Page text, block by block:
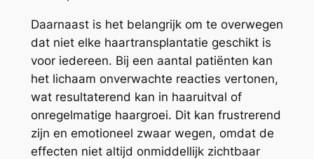
Daarnaast is het belangrijk om te overwegen
dat niet elke haartransplantatie geschikt is
voor iedereen. Bij een aantal patiënten kan
het lichaam onverwachte reacties vertonen,
wat resultaterend kan in haaruitval of
onregelmatige haargroei. Dit kan frustrerend
zijn en emotioneel zwaar wegen, omdat de
effecten niet altijd onmiddellijk zichtbaar